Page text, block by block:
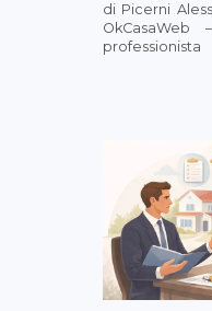
di Picerni
OkCasaWeb
professionista